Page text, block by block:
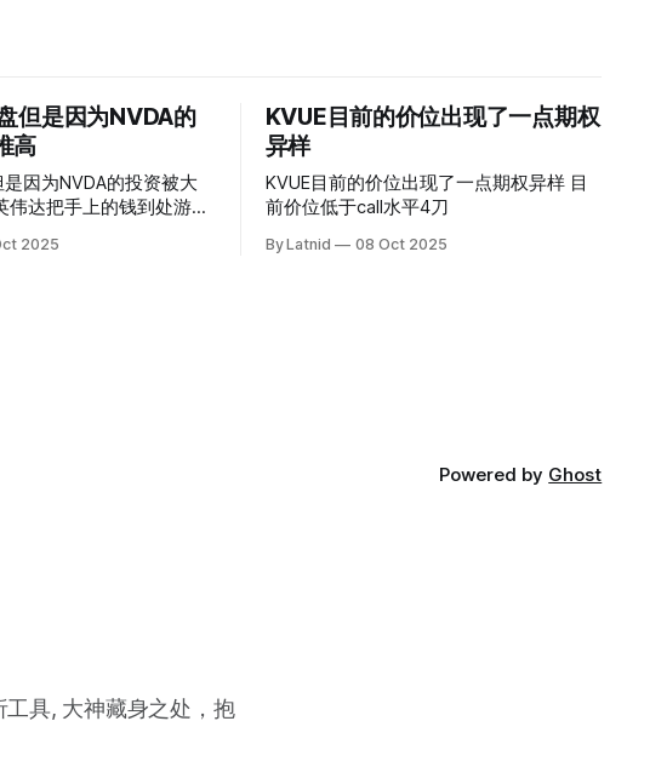
但是因为NVDA的
高
因为NVDA的投资被大
2025
KVUE目前的价位出现了一点期权
异样
KVUE目前的价位出现了一点期权异样 目
前价位低于call水平4刀
By Latnid 08 Oct 2025
Powered by Ghost
具, 大神藏身之处，抱